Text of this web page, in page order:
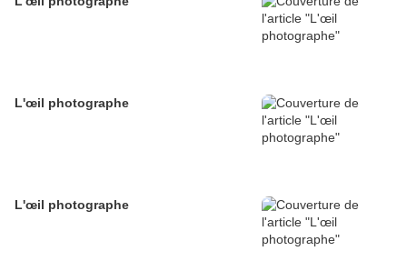
L'œil photographe
L'œil photographe